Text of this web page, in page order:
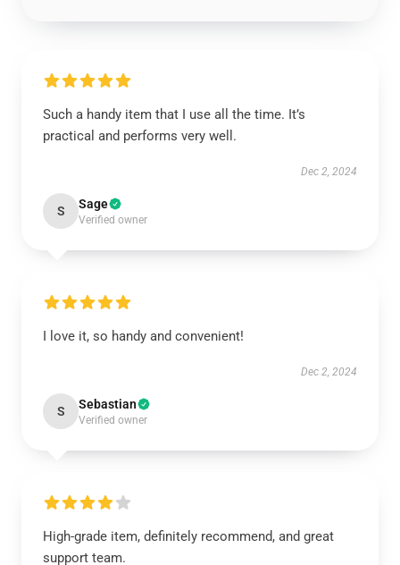
Such a handy item that I use all the time. It’s
practical and performs very well.
Dec 2, 2024
S Sage
Verified owner
I love it, so handy and convenient!
Dec 2, 2024
S Sebastian
Verified owner
High-grade item, definitely recommend, and great
support team.